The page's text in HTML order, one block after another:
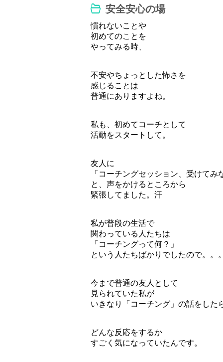
安全安心の場
慣れないことや
初めてのことを
やってみる時、
不安やちょっとした怖さを
感じることは
普通にありますよね。
私も、初めてコーチとして
活動をスタートして。
友人に
「コーチングセッション、受けてみ
と、声をかけるところから
緊張してました。汗
私が普段の生活で
関わっている人たちは
「コーチングって何？」
という人たちばかりでしたので。。。
今まで普通の友人として
見られていた私が
いきなり「コーチング」の話をした
どんな反応をするか
すごく気になっていたんです。